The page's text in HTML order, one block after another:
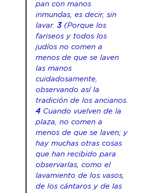
pan con manos
inmundas, es decir, sin
lavar. 3 (Porque los
fariseos y todos los
judíos no comen a
menos de que se laven
las manos
cuidadosamente,
observando así la
tradición de los ancianos.
4 Cuando vuelven de la
plaza, no comen a
menos de que se laven; y
hay muchas otras cosas
que han recibido para
observarlas, como el
lavamiento de los vasos,
de los cántaros y de las